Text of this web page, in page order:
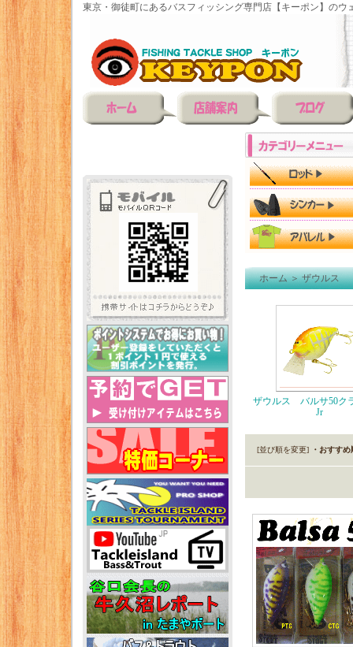
東京・御徒町にあるバスフィッシング専門店【キーポン】のウ
ホーム＞ザウルス
ザウルス バルサ50ク
Jr
[並び順を変更] ・おすすめ